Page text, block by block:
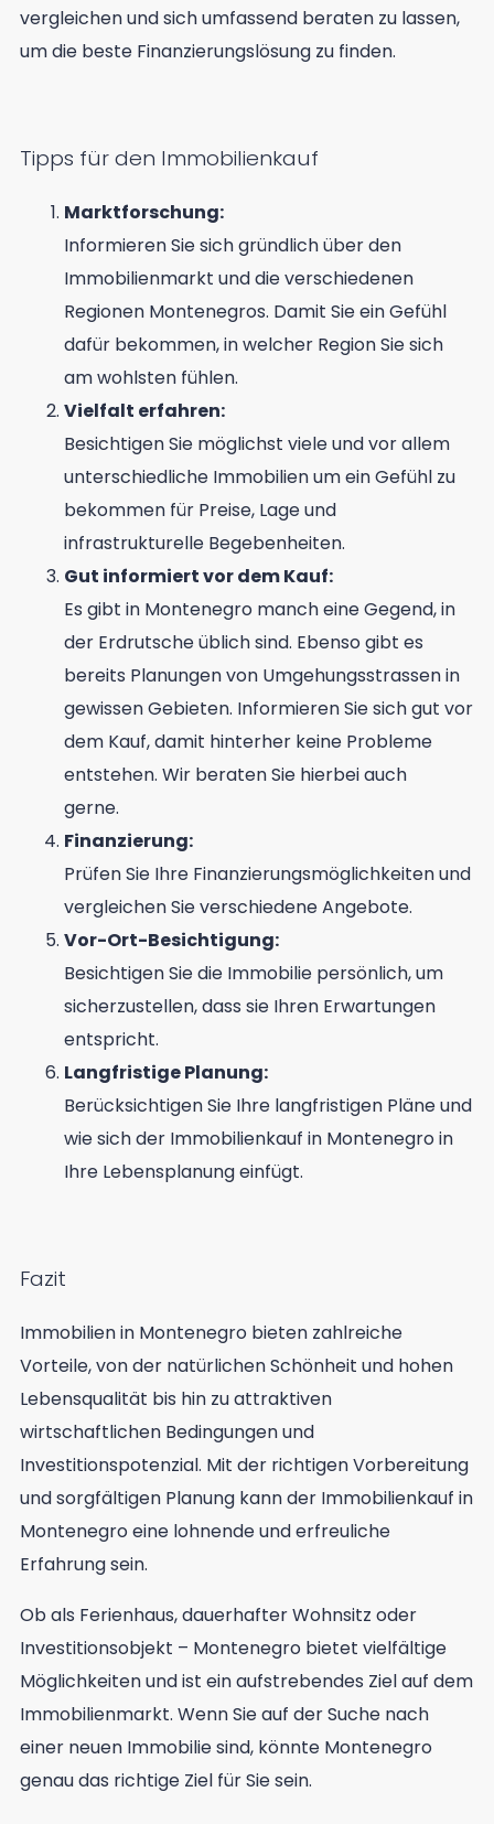
vergleichen und sich umfassend beraten zu lassen,
um die beste Finanzierungslösung zu finden.
Tipps für den Immobilienkauf
Marktforschung:
Informieren Sie sich gründlich über den
Immobilienmarkt und die verschiedenen
Regionen Montenegros. Damit Sie ein Gefühl
dafür bekommen, in welcher Region Sie sich
am wohlsten fühlen.
Vielfalt erfahren:
Besichtigen Sie möglichst viele und vor allem
unterschiedliche Immobilien um ein Gefühl zu
bekommen für Preise, Lage und
infrastrukturelle Begebenheiten.
Gut informiert vor dem Kauf:
Es gibt in Montenegro manch eine Gegend, in
der Erdrutsche üblich sind. Ebenso gibt es
bereits Planungen von Umgehungsstrassen in
gewissen Gebieten. Informieren Sie sich gut vor
dem Kauf, damit hinterher keine Probleme
entstehen. Wir beraten Sie hierbei auch
gerne.
Finanzierung:
Prüfen Sie Ihre Finanzierungsmöglichkeiten und
vergleichen Sie verschiedene Angebote.
Vor-Ort-Besichtigung:
Besichtigen Sie die Immobilie persönlich, um
sicherzustellen, dass sie Ihren Erwartungen
entspricht.
Langfristige Planung:
Berücksichtigen Sie Ihre langfristigen Pläne und
wie sich der Immobilienkauf in Montenegro in
Ihre Lebensplanung einfügt.
Fazit
Immobilien in Montenegro bieten zahlreiche
Vorteile, von der natürlichen Schönheit und hohen
Lebensqualität bis hin zu attraktiven
wirtschaftlichen Bedingungen und
Investitionspotenzial. Mit der richtigen Vorbereitung
und sorgfältigen Planung kann der Immobilienkauf in
Montenegro eine lohnende und erfreuliche
Erfahrung sein.
Ob als Ferienhaus, dauerhafter Wohnsitz oder
Investitionsobjekt – Montenegro bietet vielfältige
Möglichkeiten und ist ein aufstrebendes Ziel auf dem
Immobilienmarkt. Wenn Sie auf der Suche nach
einer neuen Immobilie sind, könnte Montenegro
genau das richtige Ziel für Sie sein.